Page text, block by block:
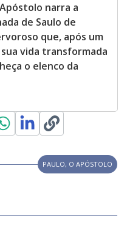
narra a
de Saulo de
que, após um
vida transformada
o elenco da
PAULO, O APÓSTOLO